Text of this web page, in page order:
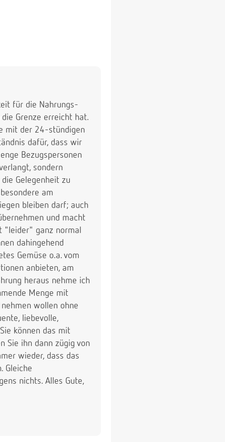
möchte und hilft
Meine
für die Nahrungs-
Grenze erreicht hat.
mit der 24-stündigen
dafür, dass wir
Bezugspersonen
sondern
Gelegenheit zu
am
bleiben darf; auch
und macht
"leider" ganz normal
dahingehend
Gemüse o.a. vom
anbieten, am
heraus nehme ich
Menge mit
wollen ohne
liebevolle,
können das mit
Sie ihn dann zügig von
wieder, dass das
Gleiche
nichts. Alles Gute,